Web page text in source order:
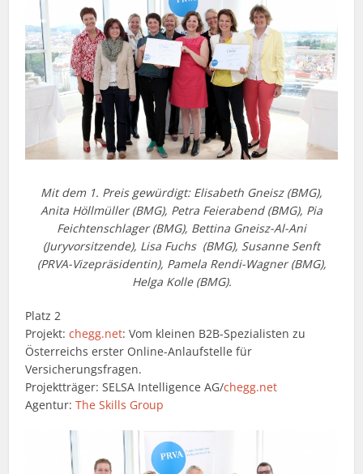
Mit dem 1. Preis gewürdigt: Elisabeth Gneisz (BMG),
Anita Höllmüller (BMG), Petra Feierabend (BMG), Pia
Feichtenschlager (BMG), Bettina Gneisz-Al-Ani
(Juryvorsitzende), Lisa Fuchs (BMG), Susanne Senft
(PRVA-Vizepräsidentin), Pamela Rendi-Wagner (BMG),
Helga Kolle (BMG).
Platz 2
Projekt:chegg.net: Vom kleinen B2B-Spezialisten zu
Österreichs erster Online-Anlaufstelle für
Versicherungsfragen.
Projektträger: SELSA Intelligence AG/chegg.net
Agentur:The Skills Group